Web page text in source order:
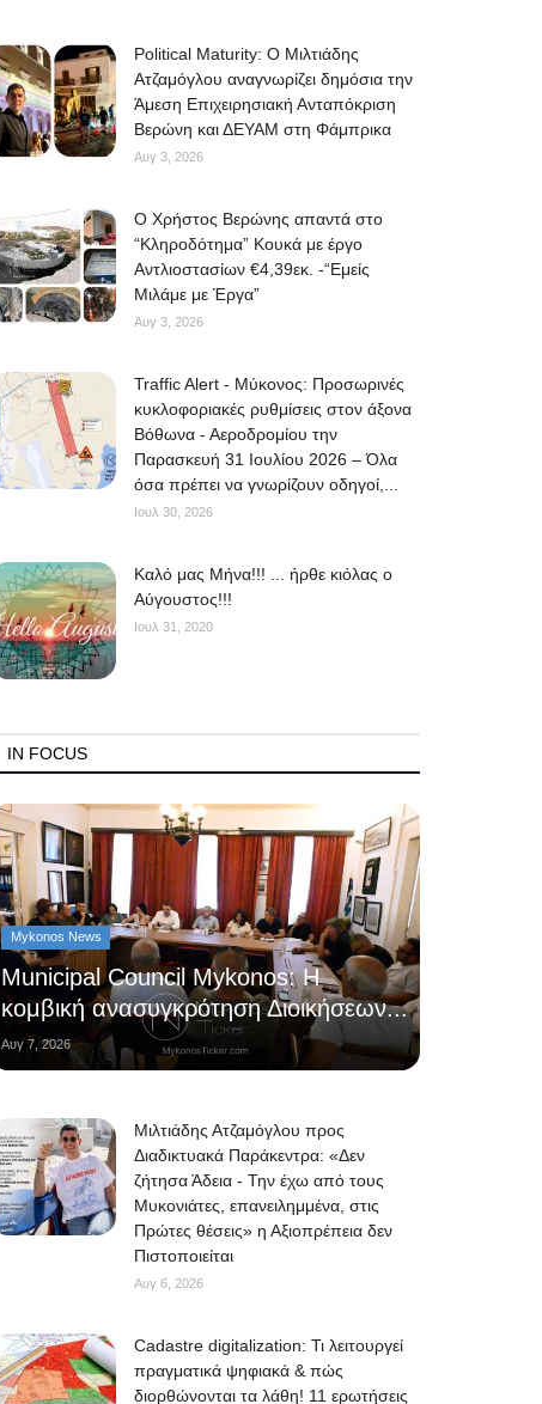
Political Maturity: Ο Μιλτιάδης
Ατζαμόγλου αναγνωρίζει δημόσια την
Άμεση Επιχειρησιακή Ανταπόκριση
Βερώνη και ΔΕΥΑΜ στη Φάμπρικα
Αυγ 3, 2026
O Χρήστος Βερώνης απαντά στο
“Κληροδότημα” Κουκά με έργο
Αντλιοστασίων €4,39εκ. -“Εμείς
Μιλάμε με Έργα”
Αυγ 3, 2026
Traffic Alert - Μύκονος: Προσωρινές
κυκλοφοριακές ρυθμίσεις στον άξονα
Βόθωνα - Αεροδρομίου την
Παρασκευή 31 Ιουλίου 2026 – Όλα
όσα πρέπει να γνωρίζουν οδηγοί,...
Ιουλ 30, 2026
Kαλό μας Μήνα!!! ... ήρθε κιόλας ο
Αύγουστος!!!
Ιουλ 31, 2020
IN FOCUS
Mykonos News
Municipal Council Mykonos: Η
κομβική ανασυγκρότηση Διοικήσεων...
Αυγ 7, 2026
Μιλτιάδης Ατζαμόγλου προς
Διαδικτυακά Παράκεντρα: «Δεν
ζήτησα Άδεια - Την έχω από τους
Μυκονιάτες, επανειλημμένα, στις
Πρώτες θέσεις» η Αξιοπρέπεια δεν
Πιστοποιείται
Αυγ 6, 2026
Cadastre digitalization: Τι λειτουργεί
πραγματικά ψηφιακά & πώς
διορθώνονται τα λάθη! 11 ερωτήσεις